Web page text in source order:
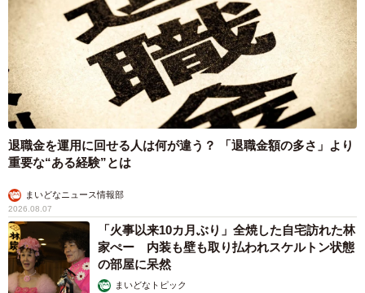
退職金を運用に回せる人は何が違う？ 「退職金額の多さ」より
重要な“ある経験”とは
まいどなニュース情報部
2026.08.07
「火事以来10カ月ぶり」全焼した自宅訪れた林
家ぺー 内装も壁も取り払われスケルトン状態
の部屋に呆然
まいどなトピック